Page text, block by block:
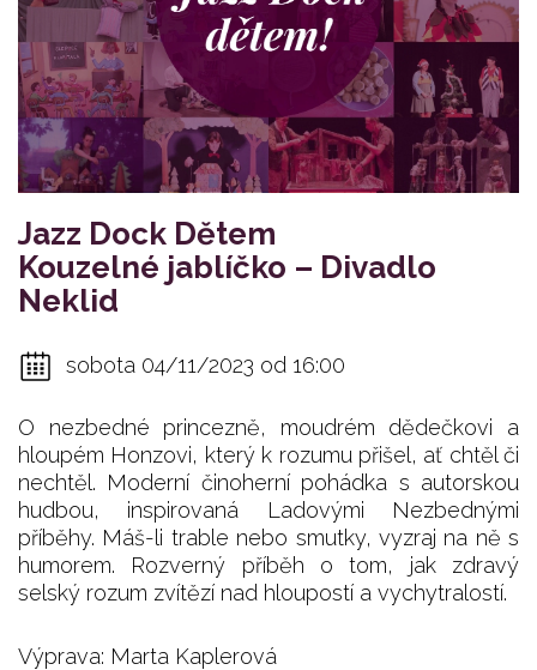
Jazz Dock Dětem
Kouzelné jablíčko – Divadlo
Neklid
sobota 04/11/2023 od 16:00
O nezbedné princezně, moudrém dědečkovi a
hloupém Honzovi, který k rozumu přišel, ať chtěl či
nechtěl. Moderní činoherní pohádka s autorskou
hudbou, inspirovaná Ladovými Nezbednými
příběhy. Máš-li trable nebo smutky, vyzraj na ně s
humorem. Rozverný příběh o tom, jak zdravý
selský rozum zvítězí nad hloupostí a vychytralostí.
Výprava: Marta Kaplerová